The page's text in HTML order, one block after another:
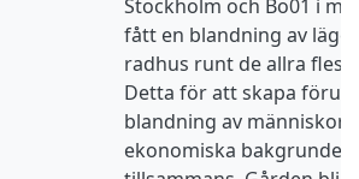
Stockholm och Bo01 i
fått en blandning av
radhus runt de allra
Detta för att skapa
blandning av människor
ekonomiska bakgrunder